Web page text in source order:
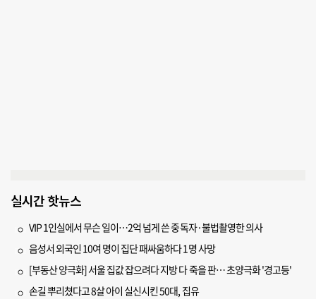
실시간 핫뉴스
VIP 1인실에서 무슨 일이…2억 넘게 쓴 중독자·불법촬영한 의사
음성서 외국인 10여 명이 집단 패싸움하다 1명 사망
[부동산 양극화] 서울 집값 잡으려다 지방 다 죽을 판… 초양극화 '경고등'
손길 뿌리쳤다고 8살 아이 실신시킨 50대, 집유